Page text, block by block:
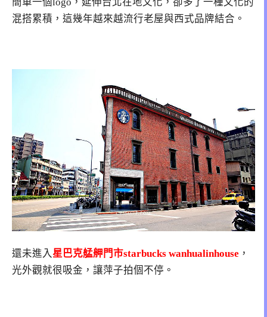
混搭累積，這幾年越來越流行老屋與西式品牌結合。
還未進入星巴克艋舺門市starbucks wanhualinhouse ，
光外觀就很吸金，讓萍子拍個不停。